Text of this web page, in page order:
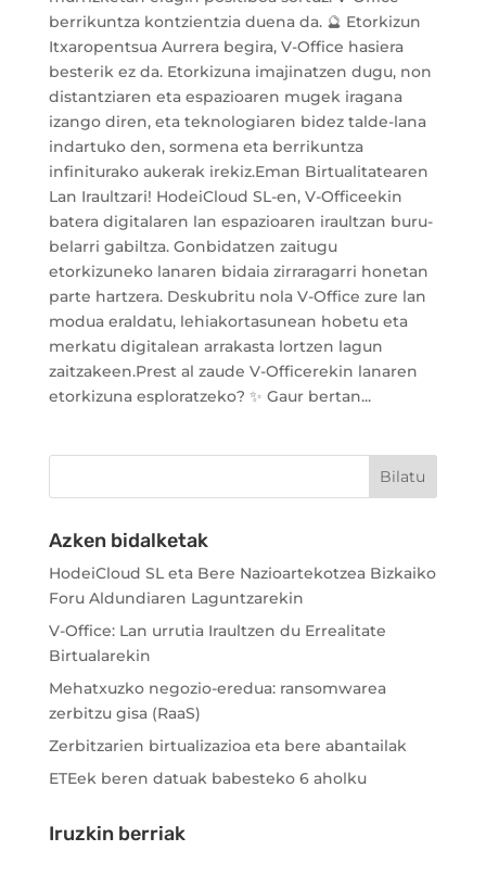
berrikuntza kontzientzia duena da. 🔮 Etorkizun
Itxaropentsua Aurrera begira, V-Office hasiera
besterik ez da. Etorkizuna imajinatzen dugu, non
distantziaren eta espazioaren mugek iragana
izango diren, eta teknologiaren bidez talde-lana
indartuko den, sormena eta berrikuntza
infiniturako aukerak irekiz.Eman Birtualitatearen
Lan Iraultzari! HodeiCloud SL-en, V-Officeekin
batera digitalaren lan espazioaren iraultzan buru-
belarri gabiltza. Gonbidatzen zaitugu
etorkizuneko lanaren bidaia zirraragarri honetan
parte hartzera. Deskubritu nola V-Office zure lan
modua eraldatu, lehiakortasunean hobetu eta
merkatu digitalean arrakasta lortzen lagun
zaitzakeen.Prest al zaude V-Officerekin lanaren
etorkizuna esploratzeko? ✨ Gaur bertan...
Azken bidalketak
HodeiCloud SL eta Bere Nazioartekotzea Bizkaiko
Foru Aldundiaren Laguntzarekin
V-Office: Lan urrutia Iraultzen du Errealitate
Birtualarekin
Mehatxuzko negozio-eredua: ransomwarea
zerbitzu gisa (RaaS)
Zerbitzarien birtualizazioa eta bere abantailak
ETEek beren datuak babesteko 6 aholku
Iruzkin berriak